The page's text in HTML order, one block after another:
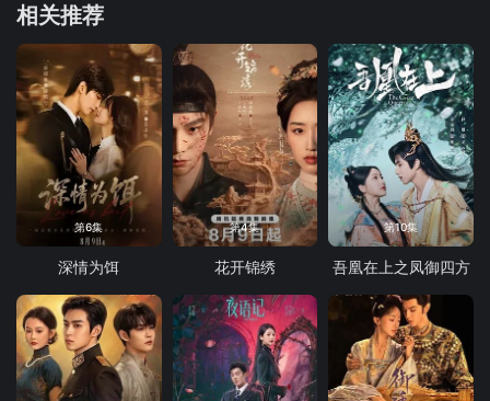
相关推荐
第6集
深情为饵
第4集
花开锦绣
第10集
吾凰在上之凤御四方